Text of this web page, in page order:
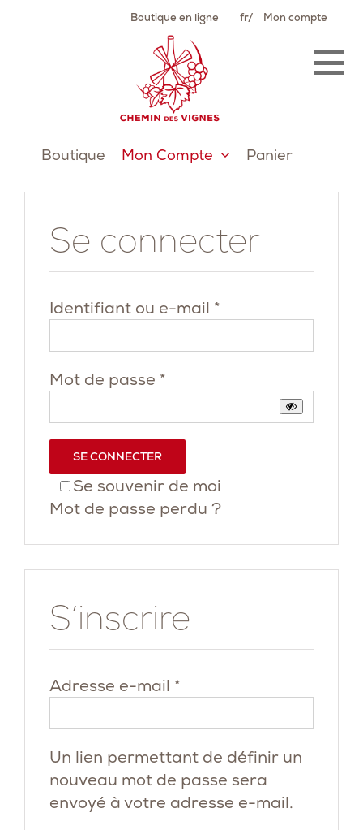
Boutique en ligne fr Mon compte
Boutique Mon Compte Panier
Se connecter
Identifiant ou e-mail *
Mot de passe *
Se souvenir de moi
SE CONNECTER
Mot de passe perdu ?
S’inscrire
Adresse e-mail *
Un lien permettant de définir un
nouveau mot de passe sera
envoyé à votre adresse e-mail.